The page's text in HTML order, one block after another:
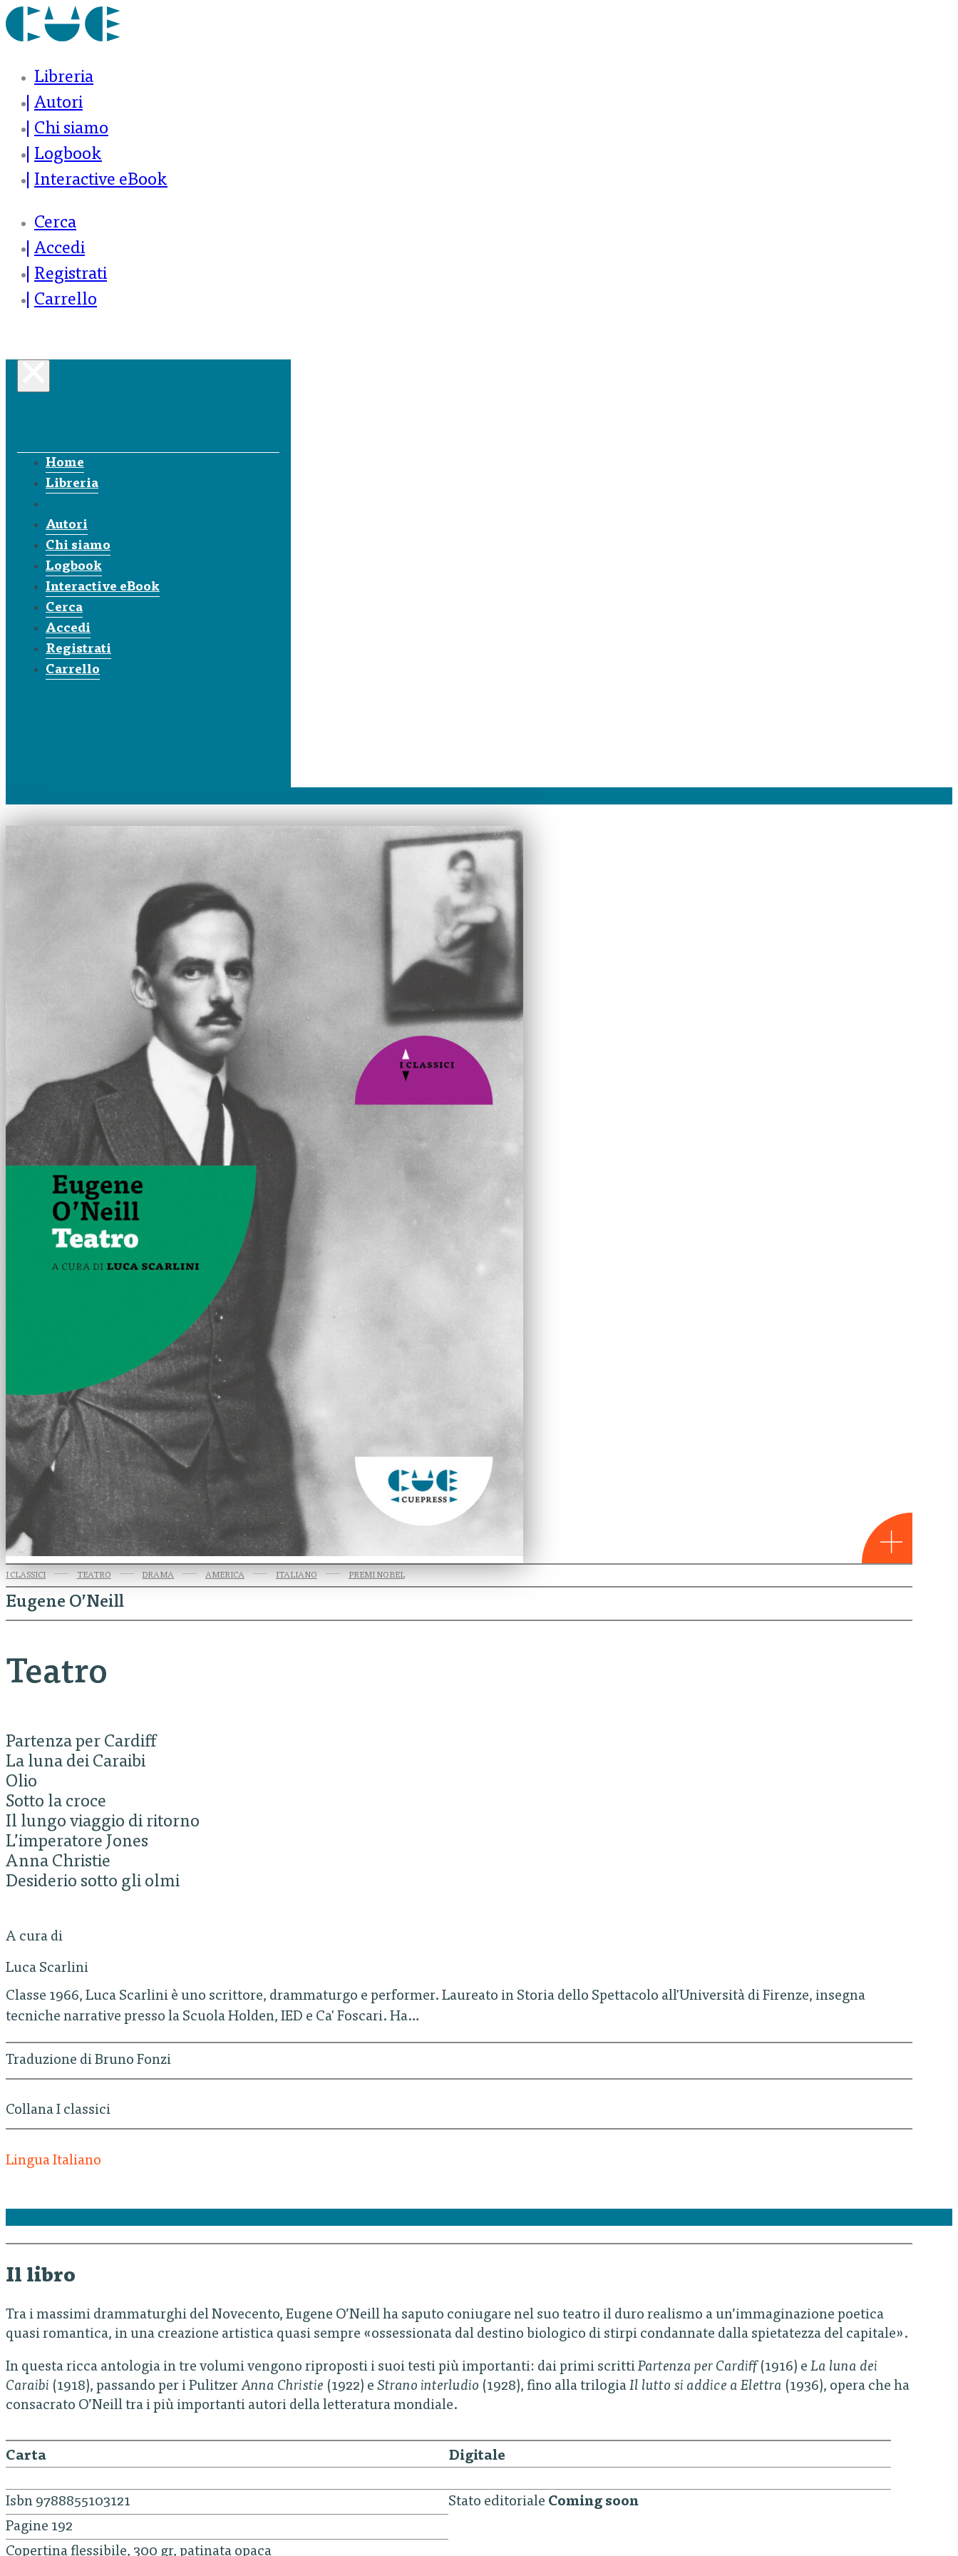
Libreria
Autori
Chi siamo
Logbook
Interactive eBook
Cerca
Accedi
Registrati
Carrello
Home
Libreria
Autori
Chi siamo
Logbook
Interactive eBook
Cerca
Accedi
Registrati
Carrello
I CLASSICI TEATRO DRAMA AMERICA ITALIANO PREMI NOBEL
Eugene O’Neill
Teatro
Partenza per Cardiff
La luna dei Caraibi
Olio
Sotto la croce
Il lungo viaggio di ritorno
L’imperatore Jones
Anna Christie
Desiderio sotto gli olmi
A cura di
Luca Scarlini
Classe 1966, Luca Scarlini è uno scrittore, drammaturgo e performer. Laureato in Storia dello Spettacolo all'Università di Firenze, insegna
tecniche narrative presso la Scuola Holden, IED e Ca' Foscari. Ha…
Traduzione di Bruno Fonzi
Collana I classici
Lingua Italiano
Il libro
Tra i massimi drammaturghi del Novecento, Eugene O’Neill ha saputo coniugare nel suo teatro il duro realismo a un’immaginazione poetica
quasi romantica, in una creazione artistica quasi sempre «ossessionata dal destino biologico di stirpi condannate dalla spietatezza del capitale».
In questa ricca antologia in tre volumi vengono riproposti i suoi testi più importanti: dai primi scritti Partenza per Cardiff (1916) e La luna dei
Caraibi (1918), passando per i Pulitzer Anna Christie (1922) e Strano interludio (1928), fino alla trilogia Il lutto si addice a Elettra (1936), opera che ha
consacrato O’Neill tra i più importanti autori della letteratura mondiale.
Carta
Isbn 9788855103121
Pagine 192
Copertina flessibile, 300 gr, patinata opaca
Digitale
Stato editoriale Coming soon